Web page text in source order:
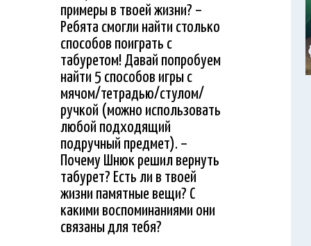
примеры в твоей жизни? –
Ребята смогли найти столько
способов поиграть с
табуретом! Давай попробуем
найти 5 способов игры с
мячом/тетрадью/стулом/
ручкой (можно использовать
любой подходящий
подручный предмет). –
Почему Шнюк решил вернуть
табурет? Есть ли в твоей
жизни памятные вещи? С
какими воспоминаниями они
связаны для тебя?